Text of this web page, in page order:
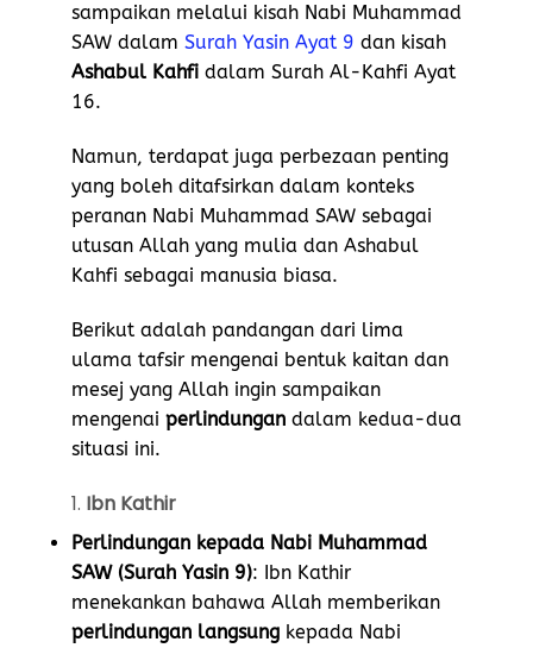
sampaikan melalui kisah Nabi Muhammad
SAW dalam Surah Yasin Ayat 9 dan kisah
Ashabul Kahfi dalam Surah Al-Kahfi Ayat
16.
Namun, terdapat juga perbezaan penting
yang boleh ditafsirkan dalam konteks
peranan Nabi Muhammad SAW sebagai
utusan Allah yang mulia dan Ashabul
Kahfi sebagai manusia biasa.
Berikut adalah pandangan dari lima
ulama tafsir mengenai bentuk kaitan dan
mesej yang Allah ingin sampaikan
mengenai perlindungan dalam kedua-dua
situasi ini.
1. Ibn Kathir
Perlindungan kepada Nabi Muhammad
SAW (Surah Yasin 9): Ibn Kathir
menekankan bahawa Allah memberikan
perlindungan langsung kepada Nabi